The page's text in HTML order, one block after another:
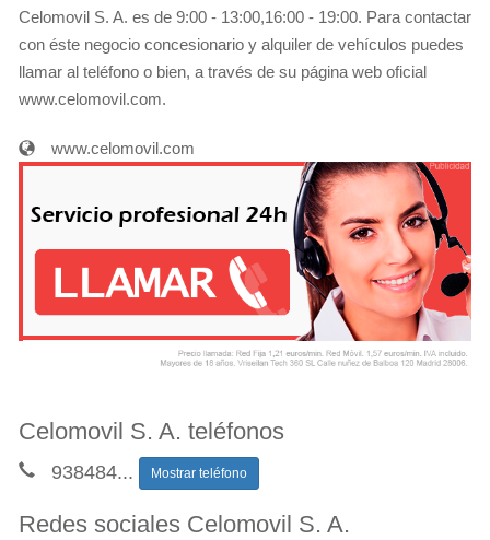
Celomovil S. A. es de 9:00 - 13:00,16:00 - 19:00. Para contactar
con éste negocio concesionario y alquiler de vehículos puedes
llamar al teléfono o bien, a través de su página web oficial
www.celomovil.com.
www.celomovil.com
Celomovil S. A. teléfonos
938484... Mostrar teléfono
Redes sociales Celomovil S. A.